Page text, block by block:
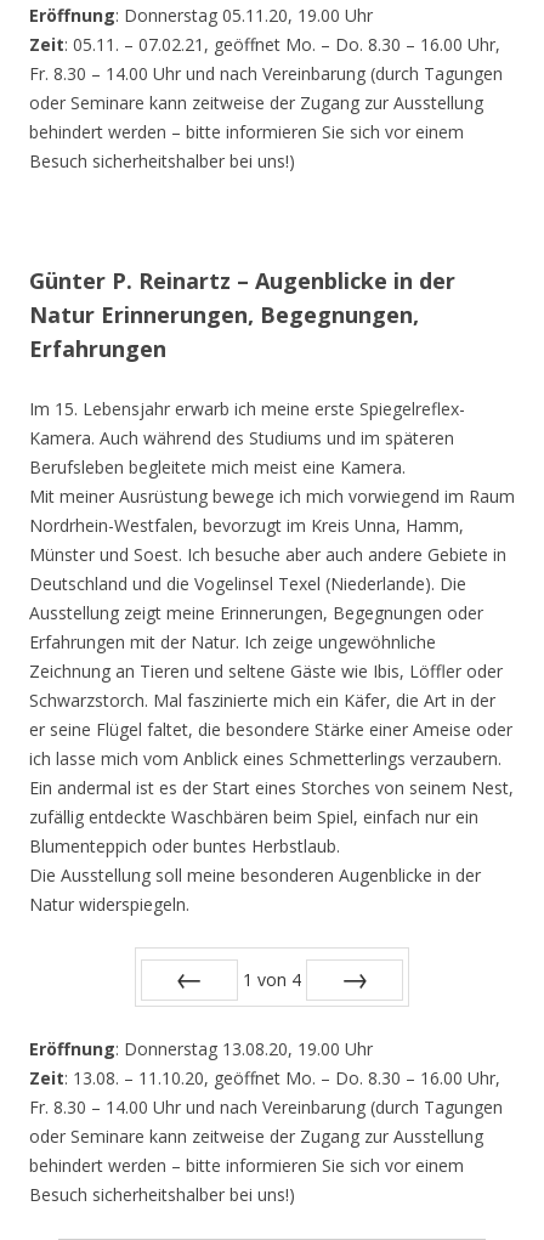
Eröffnung: Donnerstag 05.11.20, 19.00 Uhr
Zeit: 05.11. – 07.02.21, geöffnet Mo. – Do. 8.30 – 16.00 Uhr,
Fr. 8.30 – 14.00 Uhr und nach Vereinbarung (durch Tagungen
oder Seminare kann zeitweise der Zugang zur Ausstellung
behindert werden – bitte informieren Sie sich vor einem
Besuch sicherheitshalber bei uns!)
Günter P. Reinartz – Augenblicke in der
Natur Erinnerungen, Begegnungen,
Erfahrungen
Im 15. Lebensjahr erwarb ich meine erste Spiegelreflex-
Kamera. Auch während des Studiums und im späteren
Berufsleben begleitete mich meist eine Kamera.
Mit meiner Ausrüstung bewege ich mich vorwiegend im Raum
Nordrhein-Westfalen, bevorzugt im Kreis Unna, Hamm,
Münster und Soest. Ich besuche aber auch andere Gebiete in
Deutschland und die Vogelinsel Texel (Niederlande). Die
Ausstellung zeigt meine Erinnerungen, Begegnungen oder
Erfahrungen mit der Natur. Ich zeige ungewöhnliche
Zeichnung an Tieren und seltene Gäste wie Ibis, Löffler oder
Schwarzstorch. Mal faszinierte mich ein Käfer, die Art in der
er seine Flügel faltet, die besondere Stärke einer Ameise oder
ich lasse mich vom Anblick eines Schmetterlings verzaubern.
Ein andermal ist es der Start eines Storches von seinem Nest,
zufällig entdeckte Waschbären beim Spiel, einfach nur ein
Blumenteppich oder buntes Herbstlaub.
Die Ausstellung soll meine besonderen Augenblicke in der
Natur widerspiegeln.
1 von 4
Eröffnung: Donnerstag 13.08.20, 19.00 Uhr
Zeit: 13.08. – 11.10.20, geöffnet Mo. – Do. 8.30 – 16.00 Uhr,
Fr. 8.30 – 14.00 Uhr und nach Vereinbarung (durch Tagungen
oder Seminare kann zeitweise der Zugang zur Ausstellung
behindert werden – bitte informieren Sie sich vor einem
Besuch sicherheitshalber bei uns!)